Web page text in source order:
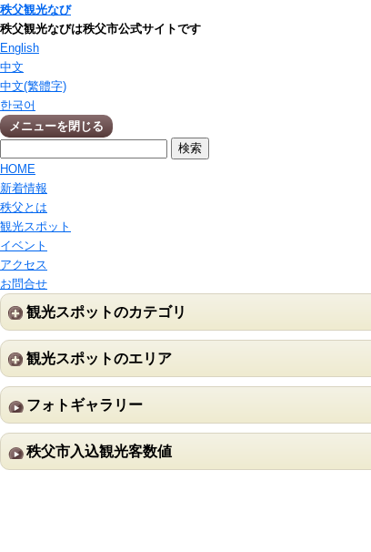
秩父観光なび
秩父観光なびは秩父市公式サイトです
English
中文
中文(繁體字)
한국어
メニューを閉じる
HOME
新着情報
秩父とは
観光スポット
イベント
アクセス
お問合せ
観光スポットのカテゴリ
観光スポットのエリア
フォトギャラリー
秩父市入込観光客数値